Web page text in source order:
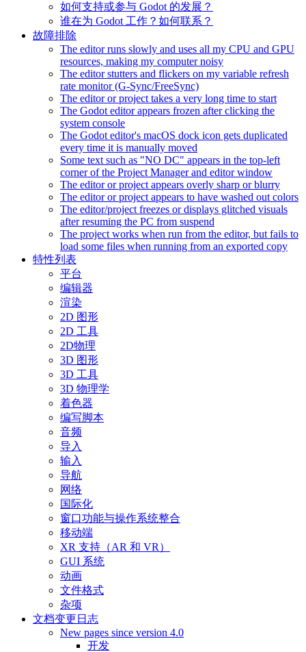
如何支持或参与 Godot 的发展？
谁在为 Godot 工作？如何联系？
故障排除
The editor runs slowly and uses all my CPU and GPU
resources, making my computer noisy
The editor stutters and flickers on my variable refresh
rate monitor (G-Sync/FreeSync)
The editor or project takes a very long time to start
The Godot editor appears frozen after clicking the
system console
The Godot editor's macOS dock icon gets duplicated
every time it is manually moved
Some text such as "NO DC" appears in the top-left
corner of the Project Manager and editor window
The editor or project appears overly sharp or blurry
The editor or project appears to have washed out colors
The editor/project freezes or displays glitched visuals
after resuming the PC from suspend
The project works when run from the editor, but fails to
load some files when running from an exported copy
特性列表
平台
编辑器
渲染
2D 图形
2D 工具
2D物理
3D 图形
3D 工具
3D 物理学
着色器
编写脚本
音频
导入
输入
导航
网络
国际化
窗口功能与操作系统整合
移动端
XR 支持（AR 和 VR）
GUI 系统
动画
文件格式
杂项
文档变更日志
New pages since version 4.0
开发